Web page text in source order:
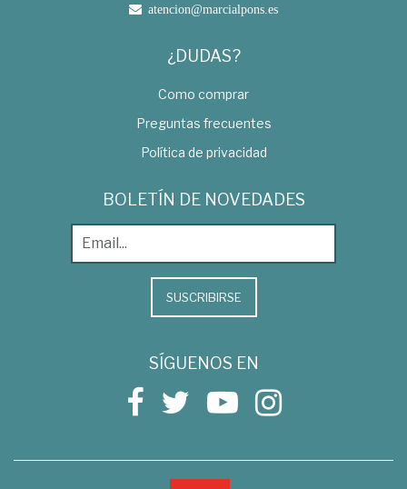
atencion@marcialpons.es
¿DUDAS?
Como comprar
Preguntas frecuentes
Política de privacidad
BOLETÍN DE NOVEDADES
SUSCRIBIRSE
SÍGUENOS EN